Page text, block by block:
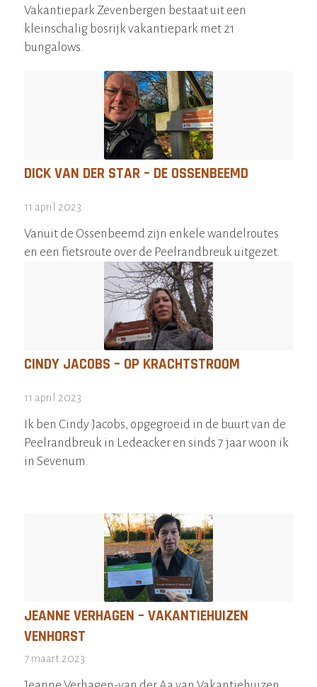
Vakantiepark Zevenbergen bestaat uit een
kleinschalig bosrijk vakantiepark met 21
bungalows.
DICK VAN DER STAR – DE OSSENBEEMD
11 april 2023
Vanuit de Ossenbeemd zijn enkele wandelroutes
en een fietsroute over de Peelrandbreuk uitgezet.
CINDY JACOBS – OP KRACHTSTROOM
11 april 2023
Ik ben Cindy Jacobs, opgegroeid in de buurt van de
Peelrandbreuk in Ledeacker en sinds 7 jaar woon ik
in Sevenum.
JEANNE VERHAGEN – VAKANTIEHUIZEN
VENHORST
7 maart 2023